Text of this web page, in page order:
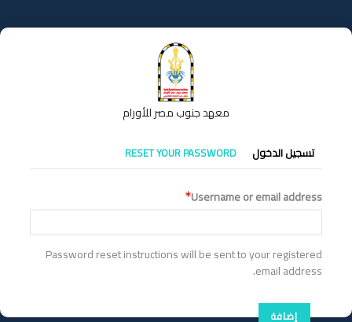
إلى
المحتوى
معهد جنوب مصر للأورام
التبويبات
الأساسية
تسجيل الدخول RESET YOUR PASSWORD
Username or email address
Password reset instructions will be sent to your registered
email address.